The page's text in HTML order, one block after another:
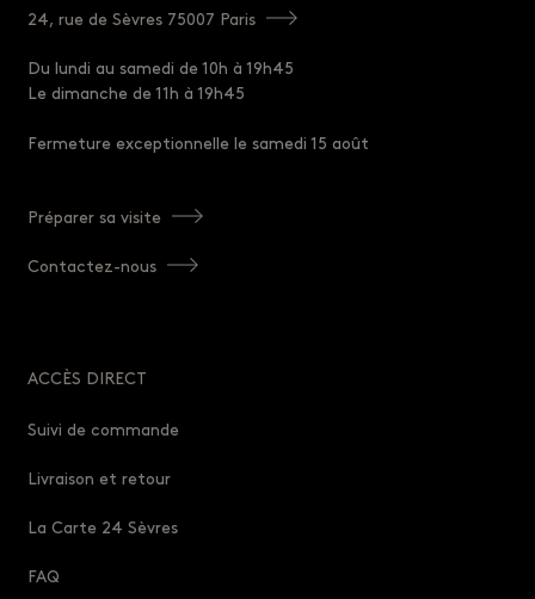
24, rue de Sèvres 75007 Paris
Du lundi au samedi de 10h à 19h45
Le dimanche de 11h à 19h45
Fermeture exceptionnelle le samedi 15 août
Préparer sa visite
Contactez-nous
ACCÈS DIRECT
Suivi de commande
Livraison et retour
La Carte 24 Sèvres
FAQ